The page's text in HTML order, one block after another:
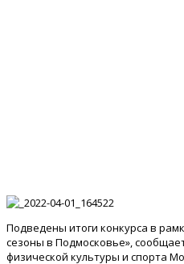
Подведены итоги конкурса в
сезоны в Подмосковье»,
физической культуры и спорта